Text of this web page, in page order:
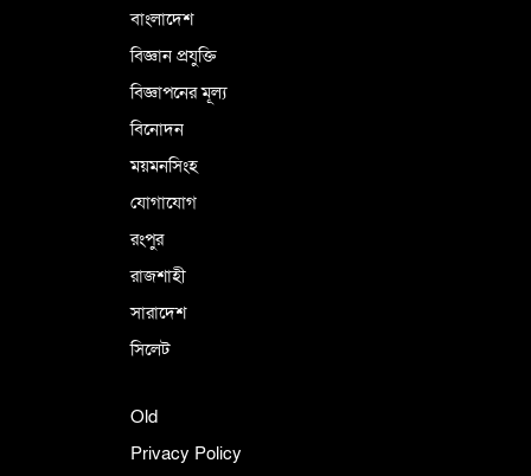
বাংলাদেশ
বিজ্ঞান প্রযুক্তি
বিজ্ঞাপনের মূল্য
বিনোদন
ময়মনসিংহ
যোগাযোগ
রংপুর
রাজশাহী
সারাদেশ
সিলেট
Old
Privacy Policy